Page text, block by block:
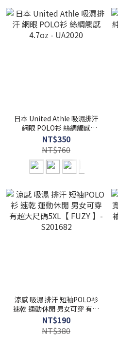
日本 United Athle 吸濕排汗
網眼 POLO衫 絲綢觸感
4.7oz - UA2020
NT$350
NT$760
涼感 吸濕 排汗 短袖POLO衫
速乾 運動休閒 男女可穿 有超
大尺碼5XL【 FUZY 】-
S201682
NT$190
NT$380